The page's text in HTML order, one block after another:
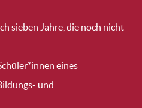
sieben Jahre, die noch nicht
eines
und